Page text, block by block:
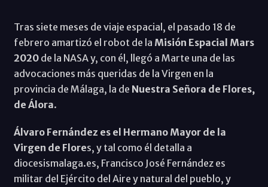
Tras siete meses de viaje espacial, el pasado 18 de
febrero amartizó el robot de la Misión Espacial Mars
2020de la NASA y, con él, llegó a Marte una de las
advocaciones más queridas de la Virgen en la
provincia de Málaga, la de Nuestra Señora de Flores,
de Álora.
Álvaro Fernández es el Hermano Mayor de la
Virgen de Flores, y tal como él detalla a
diocesismalaga.es, Francisco José Fernández es
militar del Ejército del Aire y natural del pueblo, y